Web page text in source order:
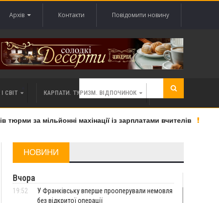
Архів Контакти Повідомити новину
СВІТ КАРПАТИ. ТУРИЗМ. ВІДПОЧИНОК
за мільйонні махінації із зарплатами вчителів
НОВИНИ
Вчора
19:52
У Франківську вперше прооперували немовля
без відкритої операції